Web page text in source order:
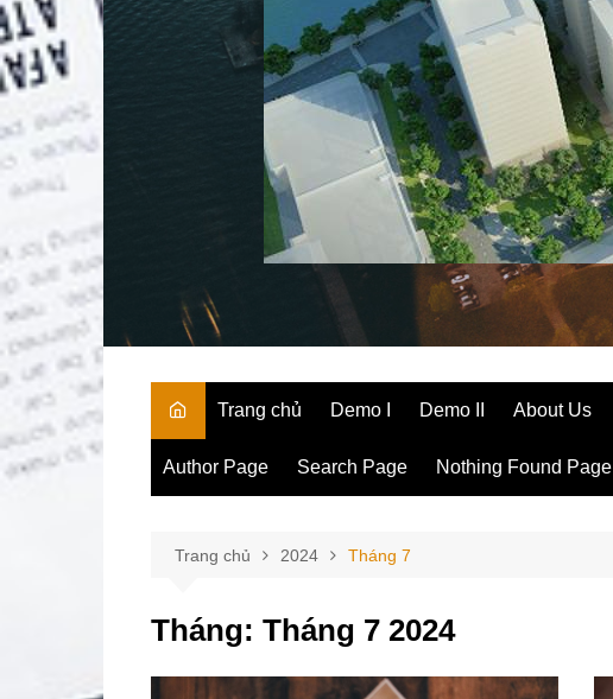
Trang chủ Demo I Demo II About Us
Author Page Search Page Nothing Found Page
Trang chủ 2024 Tháng 7
Tháng: Tháng 7 2024